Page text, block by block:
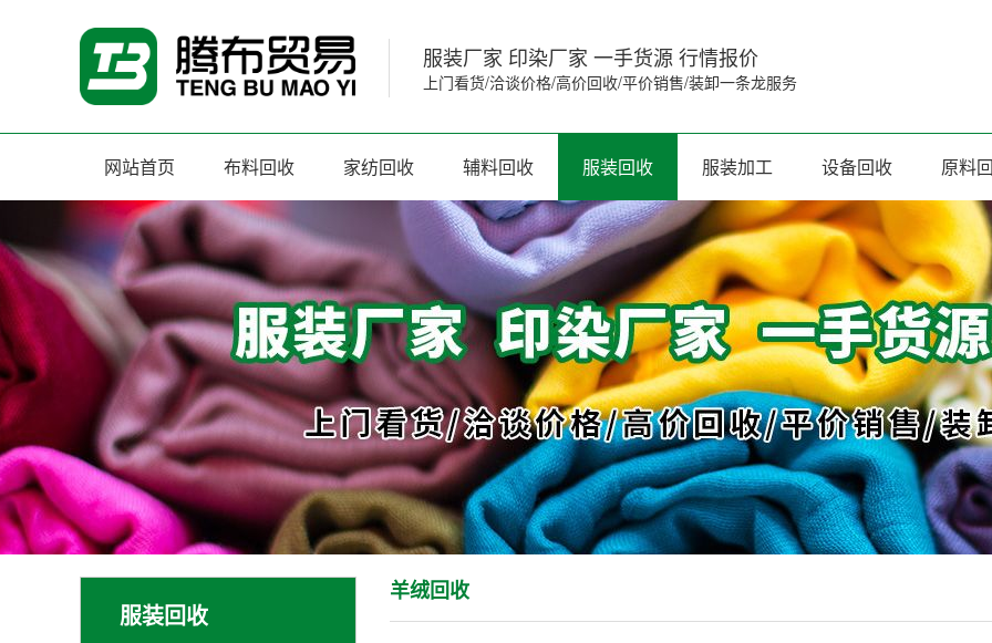
服装厂家 印染厂家 一手货源 行情报价
上门看货/洽谈价格/高价回收/平价销售/装卸一条龙服务
网站首页 布料回收 家纺回收 辅料回收 服装回收 服装加工 设备回收 原料
服装回收
羊绒回收